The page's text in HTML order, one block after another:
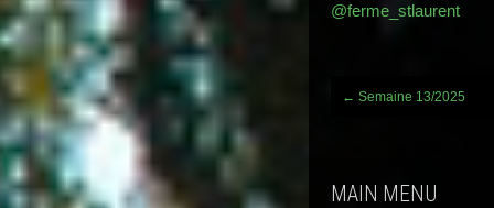
@ferme_stlaurent
Post
← Semaine 13/2025
MAIN MENU